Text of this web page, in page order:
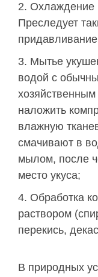
Охлаждение
Преследует
Мытье
водой с
наложить
влажную
смачивают в
мылом, после
место укуса;
Обработка
раствором
перекись,
В природных